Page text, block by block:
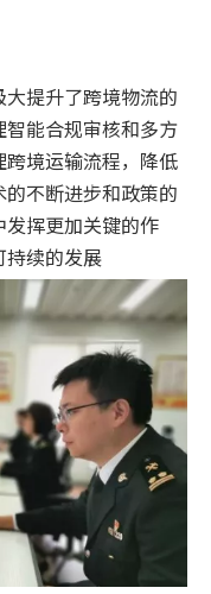
提升了跨境物流的
能合规审核和多方
境运输流程，降低
不断进步和政策的
挥更加关键的作
持续的发展